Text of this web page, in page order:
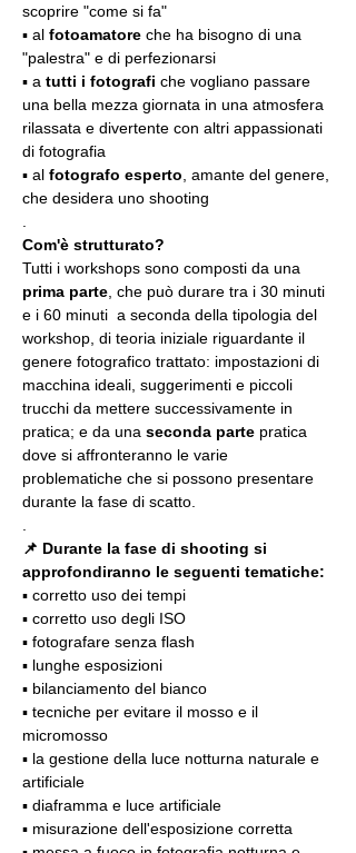
scoprire "come si fa"
▪️ al fotoamatore che ha bisogno di una
"palestra" e di perfezionarsi
▪️ a tutti i fotografi che vogliano passare
una bella mezza giornata in una atmosfera
rilassata e divertente con altri appassionati
di fotografia
▪️ al fotografo esperto , amante del genere,
che desidera uno shooting
Com'è strutturato?
Tutti i workshops sono composti da una
prima parte , che può durare tra i 30 minuti
e i 60 minuti  a seconda della tipologia del
workshop, di teoria iniziale riguardante il
genere fotografico trattato: impostazioni di
macchina ideali, suggerimenti e piccoli
trucchi da mettere successivamente in
pratica; e da una seconda parte pratica
dove si affronteranno le varie
problematiche che si possono presentare
durante la fase di scatto.
📌 Durante la fase di shooting si
approfondiranno le seguenti tematiche:
▪️ corretto uso dei tempi
▪️ corretto uso degli ISO
▪️ fotografare senza flash
▪️ lunghe esposizioni
▪️ bilanciamento del bianco
▪️ tecniche per evitare il mosso e il
micromosso
▪️ la gestione della luce notturna naturale e
artificiale
▪️ diaframma e luce artificiale
▪️ misurazione dell'esposizione corretta